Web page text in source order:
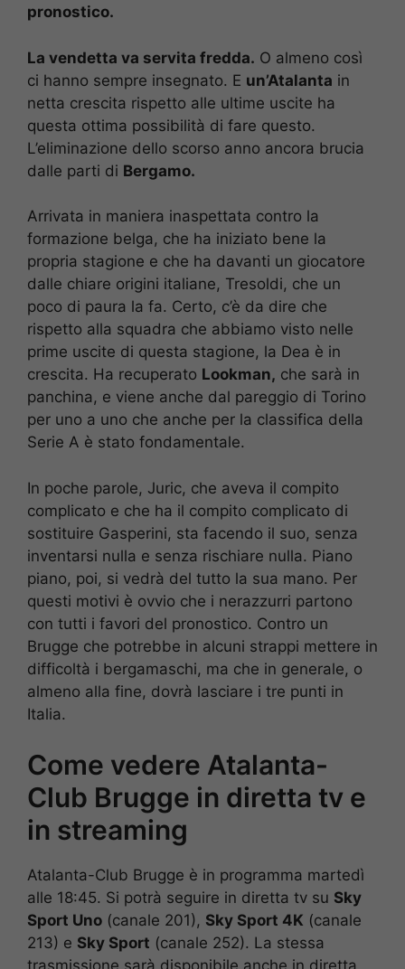
pronostico.
La vendetta va servita fredda. O almeno così
ci hanno sempre insegnato. E un’Atalanta in
netta crescita rispetto alle ultime uscite ha
questa ottima possibilità di fare questo.
L’eliminazione dello scorso anno ancora brucia
dalle parti di Bergamo.
Arrivata in maniera inaspettata contro la
formazione belga, che ha iniziato bene la
propria stagione e che ha davanti un giocatore
dalle chiare origini italiane, Tresoldi, che un
poco di paura la fa. Certo, c’è da dire che
rispetto alla squadra che abbiamo visto nelle
prime uscite di questa stagione, la Dea è in
crescita. Ha recuperato Lookman, che sarà in
panchina, e viene anche dal pareggio di Torino
per uno a uno che anche per la classifica della
Serie A è stato fondamentale.
In poche parole, Juric, che aveva il compito
complicato e che ha il compito complicato di
sostituire Gasperini, sta facendo il suo, senza
inventarsi nulla e senza rischiare nulla. Piano
piano, poi, si vedrà del tutto la sua mano. Per
questi motivi è ovvio che i nerazzurri partono
con tutti i favori del pronostico. Contro un
Brugge che potrebbe in alcuni strappi mettere in
difficoltà i bergamaschi, ma che in generale, o
almeno alla fine, dovrà lasciare i tre punti in
Italia.
Come vedere Atalanta-
Club Brugge in diretta tv e
in streaming
Atalanta-Club Brugge è in programma martedì
alle 18:45. Si potrà seguire in diretta tv su Sky
Sport Uno (canale 201), Sky Sport 4K (canale
213) e Sky Sport (canale 252). La stessa